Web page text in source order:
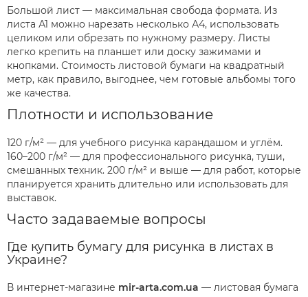
Большой лист — максимальная свобода формата. Из
листа А1 можно нарезать несколько А4, использовать
целиком или обрезать по нужному размеру. Листы
легко крепить на планшет или доску зажимами и
кнопками. Стоимость листовой бумаги на квадратный
метр, как правило, выгоднее, чем готовые альбомы того
же качества.
Плотности и использование
120 г/м² — для учебного рисунка карандашом и углём.
160–200 г/м² — для профессионального рисунка, туши,
смешанных техник. 200 г/м² и выше — для работ, которые
планируется хранить длительно или использовать для
выставок.
Часто задаваемые вопросы
Где купить бумагу для рисунка в листах в
Украине?
В интернет-магазине mir-arta.com.ua — листовая бумага